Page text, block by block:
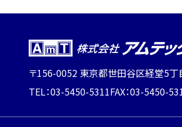
〒156-0052 東京都世田谷区経堂5
TEL：03-5450-5311FAX：03-5450-